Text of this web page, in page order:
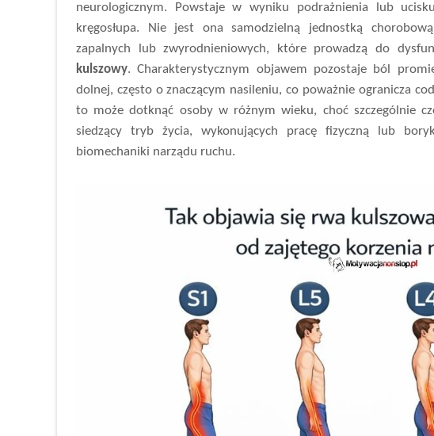
neurologicznym. Powstaje w wyniku podrażnienia lub
kręgosłupa. Nie jest ona samodzielną jednostką
zapalnych lub zwyrodnieniowych, które prowadzą do
kulszowy. Charakterystycznym objawem pozostaje ból
dolnej, często o znaczącym nasileniu, co poważnie ogranicza
to może dotknąć osoby w różnym wieku, choć szczególnie
siedzący tryb życia, wykonujących pracę fizyczną lub
biomechaniki narządu ruchu.